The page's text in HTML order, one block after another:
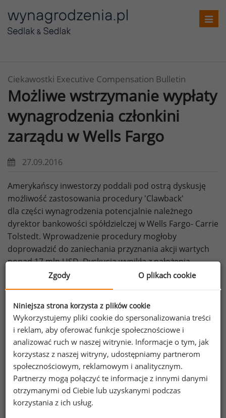
Ciekawostki Executive Compensation Bulletin
Możliwe wstrzymanie wypłaty
wynagrodzenia członkini
zarządu w Wells Fargo
27.09.2016
Amerykańscy inwestorzy poddali pod ostrą dyskusję
możliwość zastosowania procedury 'Clawback'
dla części wynagrodzenia potencjalnie należnego
dyrektor bankowości spółdzielczej w Wells Fargo- Carrie
Tolstedt. Wprowadzenie procedury mogłoby
doprowadzić do zaniechania przyznania akcji wartych
ponad 17 mln USD. Dyskusja wynikła z nałożenia
na bank 185 mln USD kary za kreowanie sztucznych
kont klientów, które były uwzględniane w wynikach
w przypadku udowodnienia, że należne wynagrodzenie
zostało przyznane w wyniku wprowadzenia w błąd,
lub kreacji nieprawdziwych wyników przez menedżera.
Więcej na
Bloomberg.com
źródło: Bloomberg.com
Zobacz więcej ciekawostek
Zgody O plikach cookie
Niniejsza strona korzysta z plików cookie
Wykorzystujemy pliki cookie do spersonalizowania treści
i reklam, aby oferować funkcje społecznościowe i
analizować ruch w naszej witrynie. Informacje o tym, jak
korzystasz z naszej witryny, udostępniamy partnerom
społecznościowym, reklamowym i analitycznym.
Partnerzy mogą połączyć te informacje z innymi danymi
otrzymanymi od Ciebie lub uzyskanymi podczas
korzystania z ich usług.